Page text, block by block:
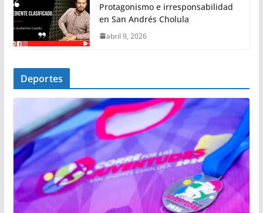
Protagonismo e irresponsabilidad
en San Andrés Cholula
abril 9, 2026
Deportes